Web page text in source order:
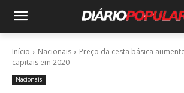
Início Nacionais
Preço da cesta básica
capitais em 2020
Nacionais